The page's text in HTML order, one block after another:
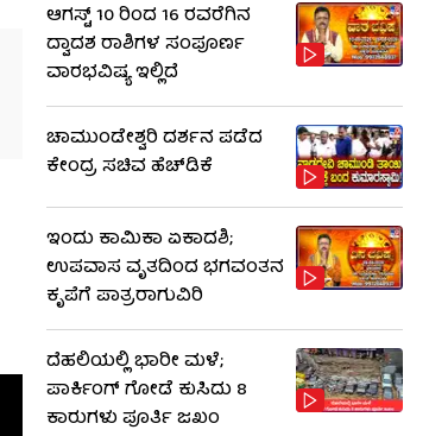
ಆಗಸ್ಟ್ 10 ರಿಂದ 16 ರವರೆಗಿನ
ದ್ವಾದಶ ರಾಶಿಗಳ ಸಂಪೂರ್ಣ
ವಾರಭವಿಷ್ಯ ಇಲ್ಲಿದೆ
ಚಾಮುಂಡೇಶ್ವರಿ ದರ್ಶನ ಪಡೆದ
ಕೇಂದ್ರ ಸಚಿವ ಹೆಚ್​​ಡಿಕೆ
ಇಂದು ಕಾಮಿಕಾ ಏಕಾದಶಿ;
ಉಪವಾಸ ವೃತದಿಂದ ಭಗವಂತನ
ಕೃಪೆಗೆ ಪಾತ್ರರಾಗುವಿರಿ
ದೆಹಲಿಯಲ್ಲಿ ಭಾರೀ ಮಳೆ;
ಪಾರ್ಕಿಂಗ್ ಗೋಡೆ ಕುಸಿದು 8
ಕಾರುಗಳು ಪೂರ್ತಿ ಜಖಂ